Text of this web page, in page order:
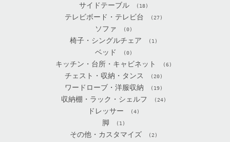
サイドテーブル (18)
テレビボード・テレビ台 (27)
ソファ (0)
椅子・シングルチェア (1)
ベッド (0)
キッチン・台所・キャビネット (6)
チェスト・収納・タンス (20)
ワードローブ・洋服収納 (19)
収納棚・ラック・シェルフ (24)
ドレッサー (4)
脚 (1)
その他・カスタマイズ (2)